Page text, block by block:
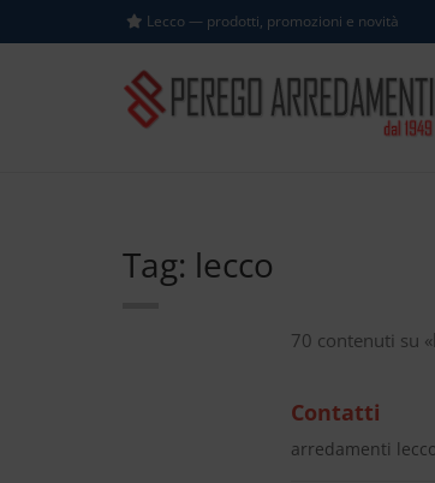
Lecco — prodotti, promozioni e novità
Tag: lecco
70 contenuti su
Contatti
arredamenti